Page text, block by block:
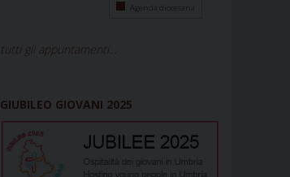
Agenda diocesana
tutti gli appuntamenti...
GIUBILEO GIOVANI 2025